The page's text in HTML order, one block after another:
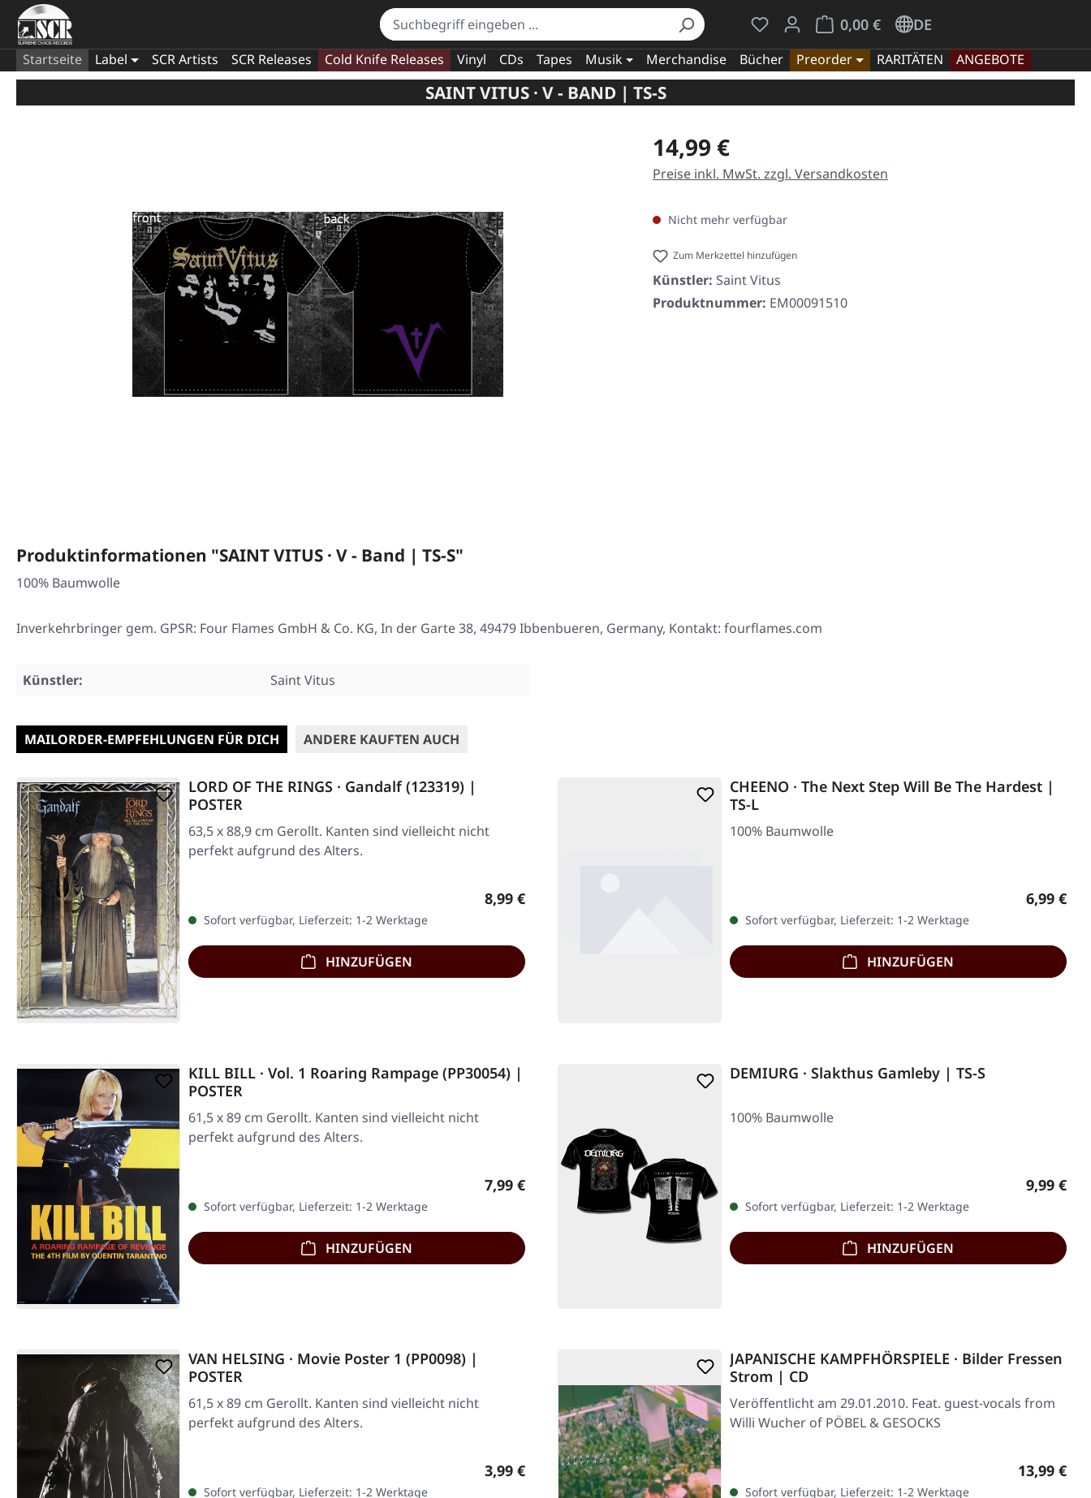
Du hast 0 Produkte auf dem Merkzettel
0,00 €
Warenkorb enthält 0 Positionen. Der
DE
Startseite Label SCR Artists SCR Releases Cold Knife Releases Vinyl CDs Tapes Musik Merchandise Bücher Preorder RARITÄTEN ANGEBOTE
SAINT VITUS · V - BAND | TS-S
Regulärer Preis:
14,99 €
Preise inkl. MwSt. zzgl. Versandkosten
Nicht mehr verfügbar
Zum Merkzettel hinzufügen
Künstler: Saint Vitus
Produktnummer: EM00091510
Produktinformationen "SAINT VITUS · V - Band | TS-S"
100% Baumwolle
Inverkehrbringer gem. GPSR: Four Flames GmbH & Co. KG, In der Garte 38, 49479 Ibbenbueren, Germany, Kontakt: fourflames.com
Künstler: Saint Vitus
MAILORDER-EMPFEHLUNGEN FÜR DICH ANDERE KAUFTEN AUCH
LORD OF THE RINGS · Gandalf (123319) |
POSTER
63,5 x 88,9 cm Gerollt. Kanten sind vielleicht nicht
perfekt aufgrund des Alters.
Regulärer Preis:
8,99 €
Sofort verfügbar, Lieferzeit: 1-2 Werktage
HINZUFÜGEN
CHEENO · The Next Step Will Be The Hardest |
TS-L
100% Baumwolle
6,99 €
Sofort verfügbar, Lieferzeit: 1-2 Werktage
HINZUFÜGEN
KILL BILL · Vol. 1 Roaring Rampage (PP30054) |
POSTER
61,5 x 89 cm Gerollt. Kanten sind vielleicht nicht
perfekt aufgrund des Alters.
Regulärer Preis:
7,99 €
Sofort verfügbar, Lieferzeit: 1-2 Werktage
HINZUFÜGEN
DEMIURG · Slakthus Gamleby | TS-S
100% Baumwolle
9,99 €
Sofort verfügbar, Lieferzeit: 1-2 Werktage
HINZUFÜGEN
VAN HELSING · Movie Poster 1 (PP0098) |
POSTER
61,5 x 89 cm Gerollt. Kanten sind vielleicht nicht
perfekt aufgrund des Alters.
Regulärer Preis:
3,99 €
Sofort verfügbar, Lieferzeit: 1-2 Werktage
JAPANISCHE KAMPFHÖRSPIELE · Bilder Fressen
Strom | CD
Veröffentlicht am 29.01.2010. Feat. guest-vocals from
Willi Wucher of PÖBEL & GESOCKS
Regulärer
13,99 €
Sofort verfügbar, Lieferzeit: 1-2 Werktage